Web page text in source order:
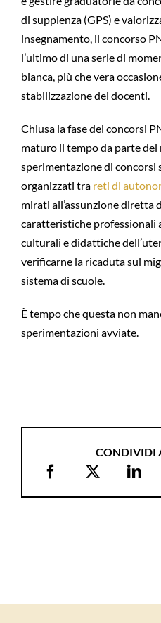
di supplenza (GPS) e
insegnamento, il concorso
l’ultimo di una serie di
bianca, più che vera
stabilizzazione dei docenti.
Chiusa la fase dei concorsi
maturo il tempo da parte
sperimentazione di
organizzati trareti di
mirati all’assunzione diretta
caratteristiche professionali
culturali e didattiche
verificarne la ricaduta sul
sistema di scuole.
È tempo che questa non
sperimentazioni avviate.
CONDIVIDI